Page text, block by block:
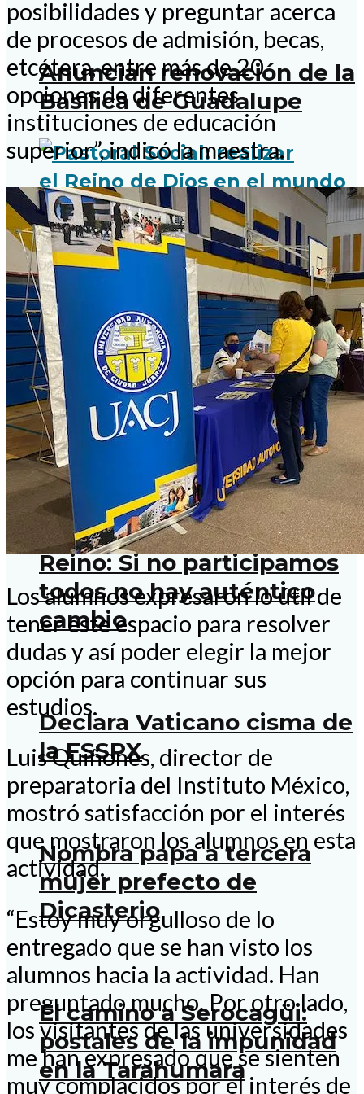
Anuncian renovación de la
Basílica de Guadalupe
Comunicado de Casa del
Migrante en Juárez: Ante
el fallecimiento de
connacionales mexicanos
en el contexto de
operativos migratorios en
los Estados Unidos
Serie: Venga a nosotros tu
Reino: Si no participamos
todos no hay auténtico
cambio
Declara Vaticano cisma de
la FSSPX
Nombra papa a tercera
mujer prefecto de
Dicasterio
El camino a Serocagüi:
postales de la impunidad
en la Tarahumara
posibilidades y preguntar acerca
de procesos de admisión, becas,
etcétera, entre más de 20
opciones de diferentes
instituciones de educación
superior”, indicó la maestra.
Los alumnos expresaron lo útil de
tener este espacio para resolver
dudas y así poder elegir la mejor
opción para continuar sus
estudios.
Luis Quiñones, director de
preparatoria del Instituto México,
mostró satisfacción por el interés
que mostraron los alumnos en esta
actividad.
“Estoy muy orgulloso de lo
entregado que se han visto los
alumnos hacia la actividad. Han
preguntado mucho. Por otro lado,
los visitantes de las universidades
me han expresado que se sienten
muy complacidos por el interés de